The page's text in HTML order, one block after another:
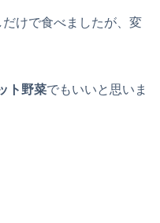
けで食べましたが、変
ト野菜でもいいと思いま